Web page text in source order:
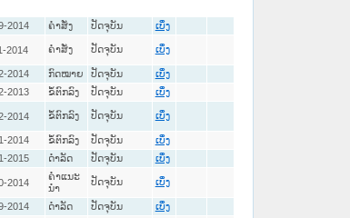
2014 ຄໍາສັ່ງ ປັດຈຸບັນ ເບິ່ງ
2014 ຄໍາສັ່ງ ປັດຈຸບັນ ເບິ່ງ
2014 ກົດໝາຍ ປັດຈຸບັນ ເບິ່ງ
2013 ຂໍ້ຕົກລົງ ປັດຈຸບັນ ເບິ່ງ
2014 ຂໍ້ຕົກລົງ ປັດຈຸບັນ ເບິ່ງ
2014 ຂໍ້ຕົກລົງ ປັດຈຸບັນ ເບິ່ງ
2015 ດໍາລັດ ປັດຈຸບັນ ເບິ່ງ
2014
ຄໍາແນະ
ນໍາ
ປັດຈຸບັນ ເບິ່ງ
2014 ດໍາລັດ ປັດຈຸບັນ ເບິ່ງ